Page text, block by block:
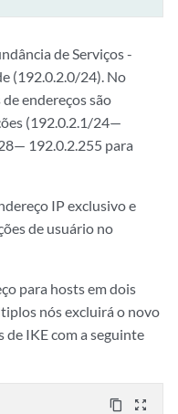
de Serviços -
(192.0.2.0/24). No
endereços são
(192.0.2.1/24—
192.0.2.255 para
IP exclusivo e
de usuário no
para hosts em dois
nós excluirá o novo
de IKE com a seguinte
content_copy zoom_out_map